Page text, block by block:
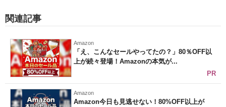
関連記事
Amazon
「え、こんなセールやってたの？」80％OFF以
上が続々登場！Amazonの本気が...
PR
Amazon
Amazon今日も見逃せない！80%OFF以上が